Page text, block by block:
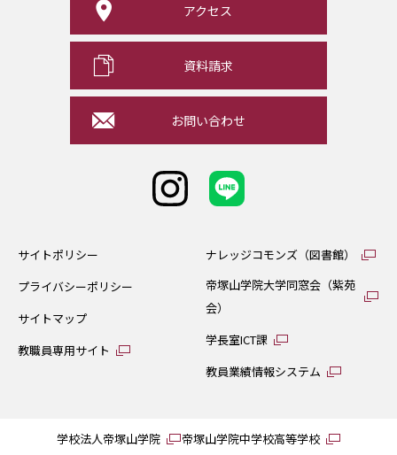
アクセス
資料請求
お問い合わせ
サイトポリシー
プライバシーポリシー
サイトマップ
教職員専用サイト
ナレッジコモンズ（図書館）
帝塚山学院大学同窓会（紫苑
会）
学長室ICT課
教員業績情報システム
学校法人帝塚山学院
帝塚山学院中学校高等学校